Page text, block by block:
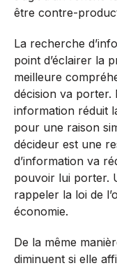
être contre-
La recherche
point d’éclairer la
meilleure
décision va porter.
information réduit
pour une raison
décideur est une
d’information va
pouvoir lui porter.
rappeler la loi de
économie.
De la même
diminuent si elle